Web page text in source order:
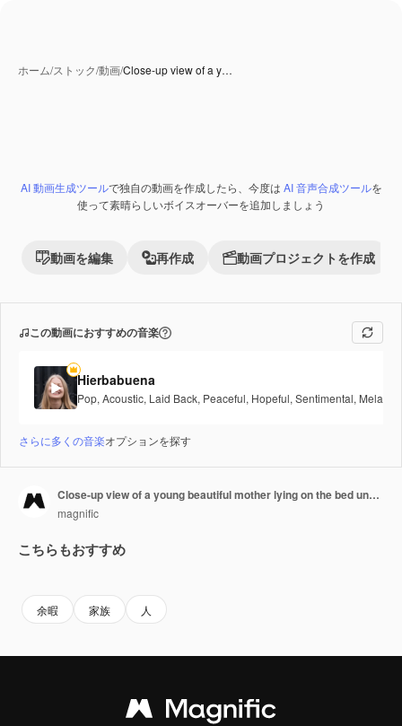
ホーム/ストック/動画/Close-up view of a y…
AI 動画生成ツールで独自の動画を作成したら、今度は AI 音声合成ツールを
使って素晴らしいボイスオーバーを追加しましょう
動画を編集 再作成 動画プロジェクトを作成
この動画におすすめの音楽
Hierbabuena
Pop, Acoustic, Laid Back, Peaceful, Hopeful, Sentimental,
さらに多くの音楽オプションを探す
Close-up view of a young beautiful mother lying on the bed under the blanket and reading a book with her daughter in the morning
magnific
こちらもおすすめ
余暇 家族 人